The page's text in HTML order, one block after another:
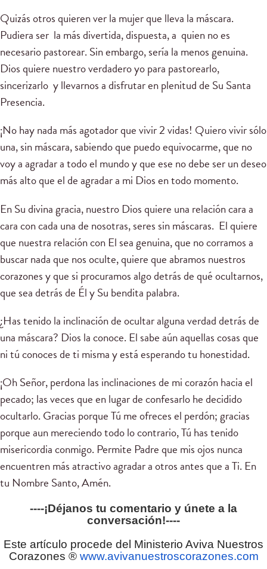
Quizás otros quieren ver la mujer que lleva la máscara.
Pudiera ser la más divertida, dispuesta, a quien no es
necesario pastorear. Sin embargo, sería la menos genuina.
Dios quiere nuestro verdadero yo para pastorearlo,
sincerizarlo y llevarnos a disfrutar en plenitud de Su Santa
Presencia.
¡No hay nada más agotador que vivir 2 vidas! Quiero vivir sólo
una, sin máscara, sabiendo que puedo equivocarme, que no
voy a agradar a todo el mundo y que ese no debe ser un deseo
más alto que el de agradar a mi Dios en todo momento.
En Su divina gracia, nuestro Dios quiere una relación cara a
cara con cada una de nosotras, seres sin máscaras. El quiere
que nuestra relación con El sea genuina, que no corramos a
buscar nada que nos oculte, quiere que abramos nuestros
corazones y que si procuramos algo detrás de qué ocultarnos,
que sea detrás de Él y Su bendita palabra.
¿Has tenido la inclinación de ocultar alguna verdad detrás de
una máscara? Dios la conoce. El sabe aún aquellas cosas que
ni tú conoces de ti misma y está esperando tu honestidad.
¡Oh Señor, perdona las inclinaciones de mi corazón hacia el
pecado; las veces que en lugar de confesarlo he decidido
ocultarlo. Gracias porque Tú me ofreces el perdón; gracias
porque aun mereciendo todo lo contrario, Tú has tenido
misericordia conmigo. Permite Padre que mis ojos nunca
encuentren más atractivo agradar a otros antes que a Ti. En
tu Nombre Santo, Amén.
----¡Déjanos tu comentario y únete a la
conversación!----
Este artículo procede del Ministerio Aviva Nuestros
Corazones ® www.avivanuestroscorazones.com